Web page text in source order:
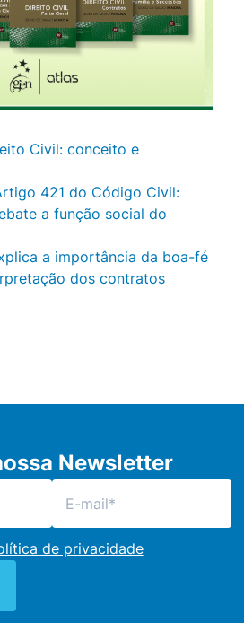
Civil: conceito e
421 do Código Civil:
a função social do
a importância da boa-fé
dos contratos
Newsletter
de privacidade